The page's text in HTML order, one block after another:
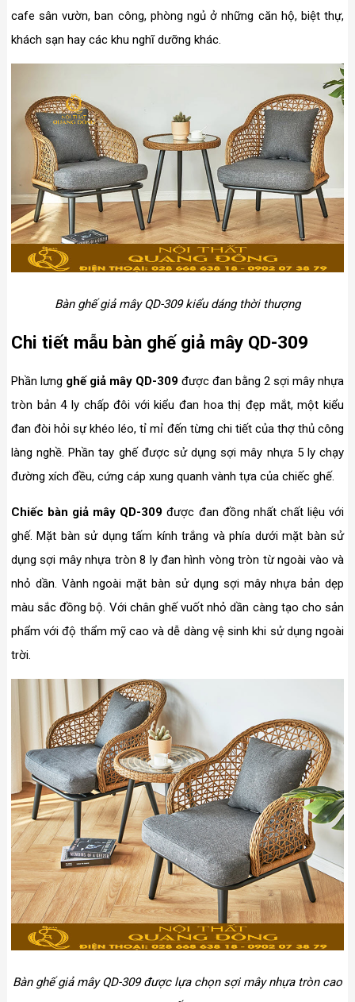
cafe sân vườn, ban công, phòng ngủ ở những căn hộ, biệt thự,
khách sạn hay các khu nghĩ dưỡng khác.
Bàn ghế giả mây QD-309 kiểu dáng thời thượng
Chi tiết mẫu bàn ghế giả mây QD-309
Phần lưng ghế giả mây QD-309 được đan bằng 2 sợi mây nhựa
tròn bản 4 ly chấp đôi với kiểu đan hoa thị đẹp mắt, một kiểu
đan đòi hỏi sự khéo léo, tỉ mỉ đến từng chi tiết của thợ thủ công
làng nghề. Phần tay ghế được sử dụng sợi mây nhựa 5 ly chạy
đường xích đều, cứng cáp xung quanh vành tựa của chiếc ghế.
Chiếc bàn giả mây QD-309 được đan đồng nhất chất liệu với
ghế. Mặt bàn sử dụng tấm kính trắng và phía dưới mặt bàn sử
dụng sợi mây nhựa tròn 8 ly đan hình vòng tròn từ ngoài vào và
nhỏ dần. Vành ngoài mặt bàn sử dụng sợi mây nhựa bản dẹp
màu sắc đồng bộ. Với chân ghế vuốt nhỏ dần càng tạo cho sản
phẩm với độ thẩm mỹ cao và dễ dàng vệ sinh khi sử dụng ngoài
trời.
Bàn ghế giả mây QD-309 được lựa chọn sợi mây nhựa tròn cao